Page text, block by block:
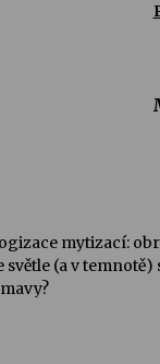
mytizací:
(a v temnotě)